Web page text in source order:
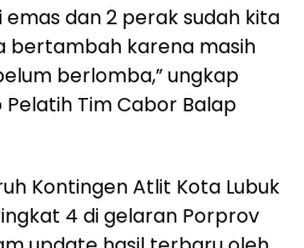
emas dan 2 perak sudah kita
bertambah karena masih
berlomba,” ungkap
Tim Cabor Balap
Kontingen Atlit Kota Lubuk
4 di gelaran Porprov